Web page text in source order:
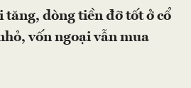
tăng, dòng tiền đỡ tốt ở cổ
vốn ngoại vẫn mua